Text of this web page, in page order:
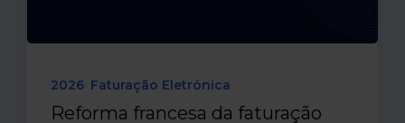
2026 Faturação Eletrónica
Reforma francesa da faturação